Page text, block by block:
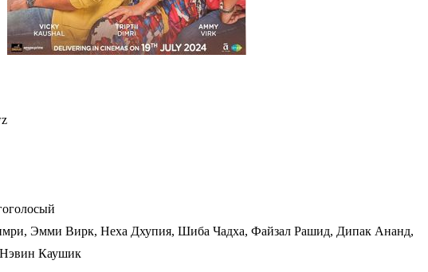
Эмми Вирк, Неха Дхупия, Шиба Чадха, Файзал Рашид, Дипак Ананд,
Нэвин Каушик